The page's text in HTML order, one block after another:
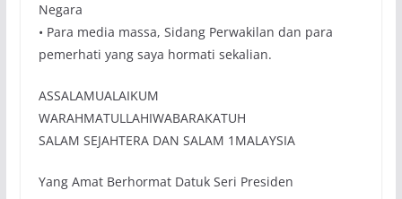
Negara
• Para media massa, Sidang Perwakilan dan para
pemerhati yang saya hormati sekalian.
ASSALAMUALAIKUM
WARAHMATULLAHIWABARAKATUH
SALAM SEJAHTERA DAN SALAM 1MALAYSIA
Yang Amat Berhormat Datuk Seri Presiden